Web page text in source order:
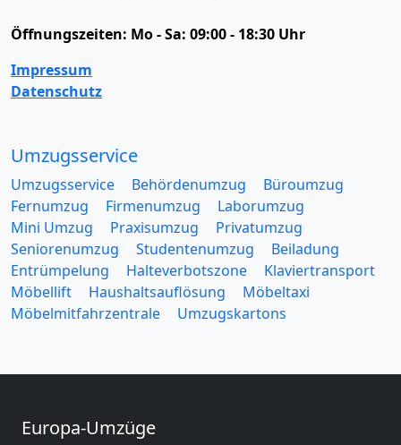
Öffnungszeiten: Mo - Sa: 09:00 - 18:30 Uhr
Impressum
Datenschutz
Umzugsservice
Umzugsservice Behördenumzug
Büroumzug
Fernumzug
Firmenumzug
Laborumzug
Mini Umzug
Praxisumzug
Privatumzug
Seniorenumzug
Studentenumzug
Beiladung
Entrümpelung
Halteverbotszone
Klaviertransport
Möbellift
Haushaltsauflösung
Möbeltaxi
Möbelmitfahrzentrale
Umzugskartons
Europa-Umzüge